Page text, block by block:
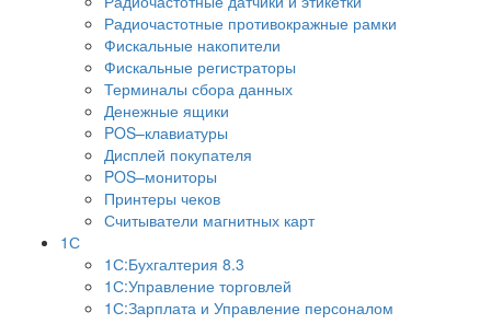
Радиочастотные противокражные рамки
Фискальные накопители
Фискальные регистраторы
Терминалы сбора данных
Денежные ящики
POS–клавиатуры
Дисплей покупателя
POS–мониторы
Принтеры чеков
Считыватели магнитных карт
1С
1С:Бухгалтерия 8.3
1С:Управление торговлей
1С:Зарплата и Управление персоналом